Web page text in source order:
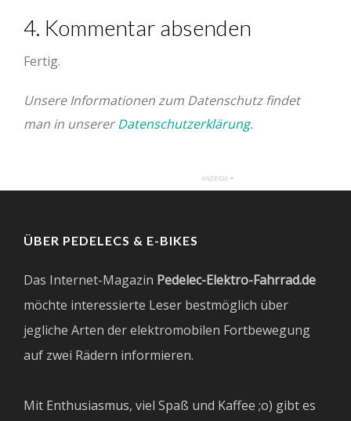
4. Kommentar absenden
Fertig.
Unsere Informationen zum Datenschutz findet
man in unsererDatenschutzerklärung.
ÜBER PEDELECS & E-BIKES
Das Internet-Magazin Pedelec-Elektro-Fahrrad.de
möchte interessierte Leser bestmöglich über
jegliche Arten der elektromobilen Fortbewegung
auf zwei Rädern informieren.
Mit Enthusiasmus, viel Spaß und Kaffee ;o) gibt es